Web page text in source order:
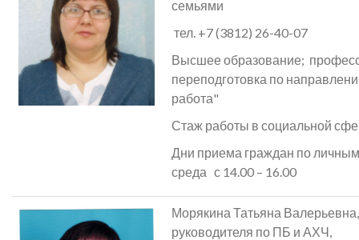
семьями
тел. +7 (3812) 26-40-07
Высшее образование;
переподготовка по
работа"
Стаж работы в социальной
Дни приема граждан по
среда с 14.00 – 16.00
Морякина Татьяна
руководителя по ПБ и АХЧ,